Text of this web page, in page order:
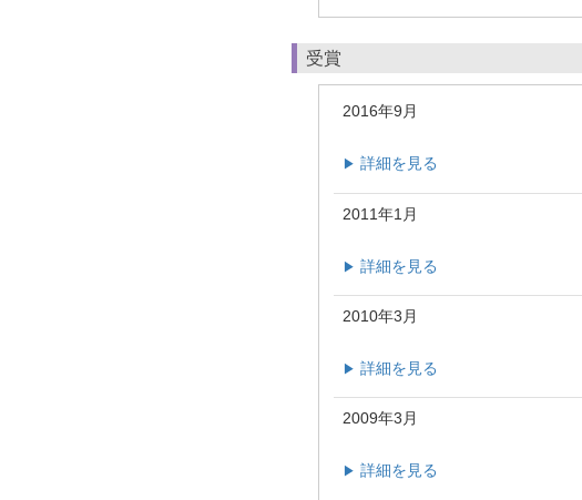
受賞
2016年9月
▶ 詳細を見る
2011年1月
▶ 詳細を見る
2010年3月
▶ 詳細を見る
2009年3月
▶ 詳細を見る